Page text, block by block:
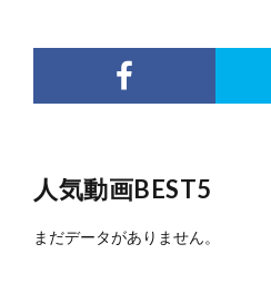
人気動画BEST5
まだデータがありません。